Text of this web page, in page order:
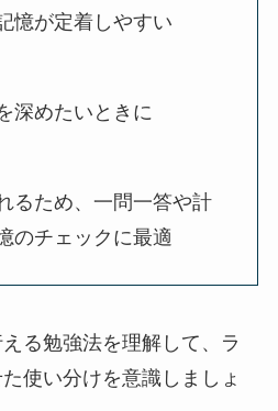
憶が定着しやすい
深めたいときに
るため、一問一答や計
のチェックに最適
る勉強法を理解して、ラ
使い分けを意識しましょ